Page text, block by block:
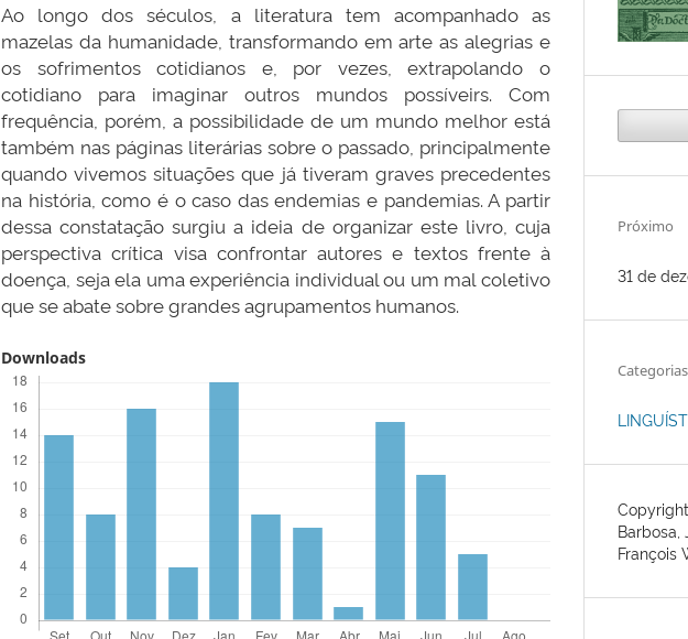
Ao longo dos séculos, a literatura tem acompanhado as
mazelas da humanidade, transformando em arte as alegrias e
os sofrimentos cotidianos e, por vezes, extrapolando o
cotidiano para imaginar outros mundos possíveirs. Com
frequência, porém, a possibilidade de um mundo melhor está
também nas páginas literárias sobre o passado, principalmente
quando vivemos situações que já tiveram graves precedentes
na história, como é o caso das endemias e pandemias. A partir
dessa constatação surgiu a ideia de organizar este livro, cuja
perspectiva crítica visa confrontar autores e textos frente à
doença, seja ela uma experiência individual ou um mal coletivo
que se abate sobre grandes agrupamentos humanos.
Downloads
Próximo
31 de
Categorias
Barbosa,
François